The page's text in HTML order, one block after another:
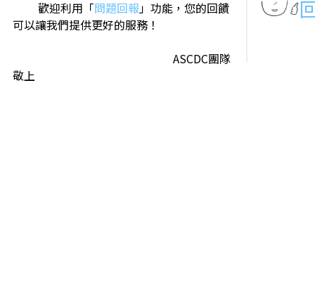
歡迎利用「問題回報」功能，您的回饋
可以讓我們提供更好的服務！
ASCDC團隊
敬上